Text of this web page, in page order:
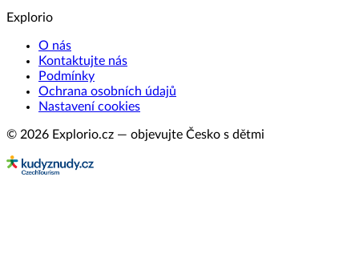
Explorio
O nás
Kontaktujte nás
Podmínky
Ochrana osobních údajů
Nastavení cookies
© 2026 Explorio.cz — objevujte Česko s dětmi